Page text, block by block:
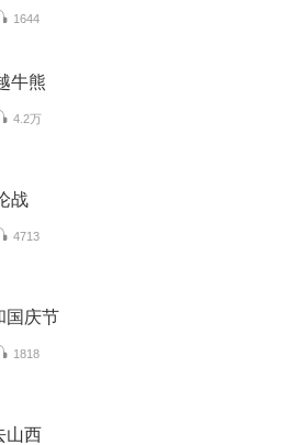
1644
牛熊
4.2万
战
4713
国庆节
1818
山西